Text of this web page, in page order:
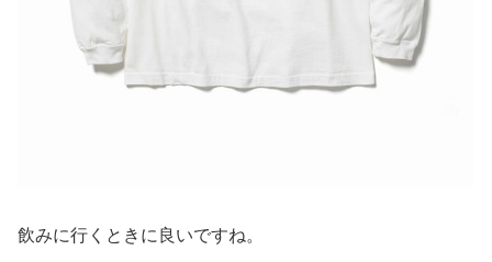
飲みに行くときに良いですね。